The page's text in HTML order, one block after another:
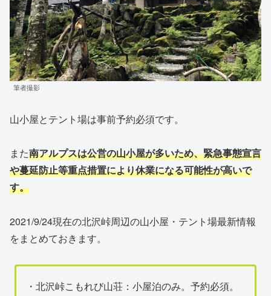
筆者撮影
山小屋とテント場は事前予約必須です。
また南アルプスは公営の山小屋が多いため、緊急事態宣言
や蔓延防止等重点措置により休業になる可能性が高いで
す。
2021/9/24現在の北沢峠周辺の山小屋・テント場最新情報
をまとめておきます。
・北沢峠こもれび山荘：小屋泊のみ。予約必須。